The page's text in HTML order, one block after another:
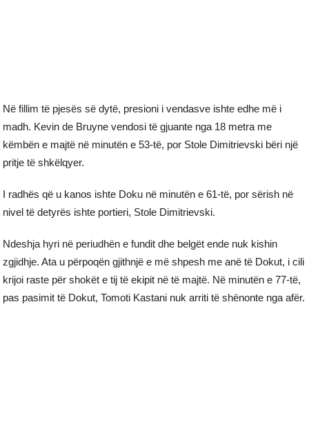
Në fillim të pjesës së dytë, presioni i vendasve ishte edhe më i
madh. Kevin de Bruyne vendosi të gjuante nga 18 metra me
këmbën e majtë në minutën e 53-të, por Stole Dimitrievski bëri një
pritje të shkëlqyer.
I radhës që u kanos ishte Doku në minutën e 61-të, por sërish në
nivel të detyrës ishte portieri, Stole Dimitrievski.
Ndeshja hyri në periudhën e fundit dhe belgët ende nuk kishin
zgjidhje. Ata u përpoqën gjithnjë e më shpesh me anë të Dokut, i cili
krijoi raste për shokët e tij të ekipit në të majtë. Në minutën e 77-të,
pas pasimit të Dokut, Tomoti Kastani nuk arriti të shënonte nga afër.